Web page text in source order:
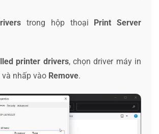
trong hộp thoại Print Server
printer drivers, chọn driver máy in
nhấp vào Remove.